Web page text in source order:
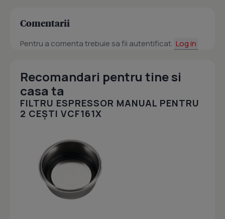
Comentarii
Pentru a comenta trebuie sa fii autentificat. Log in
Recomandari pentru tine si
casa ta
FILTRU ESPRESSOR MANUAL PENTRU
2 CEȘTI VCF161X